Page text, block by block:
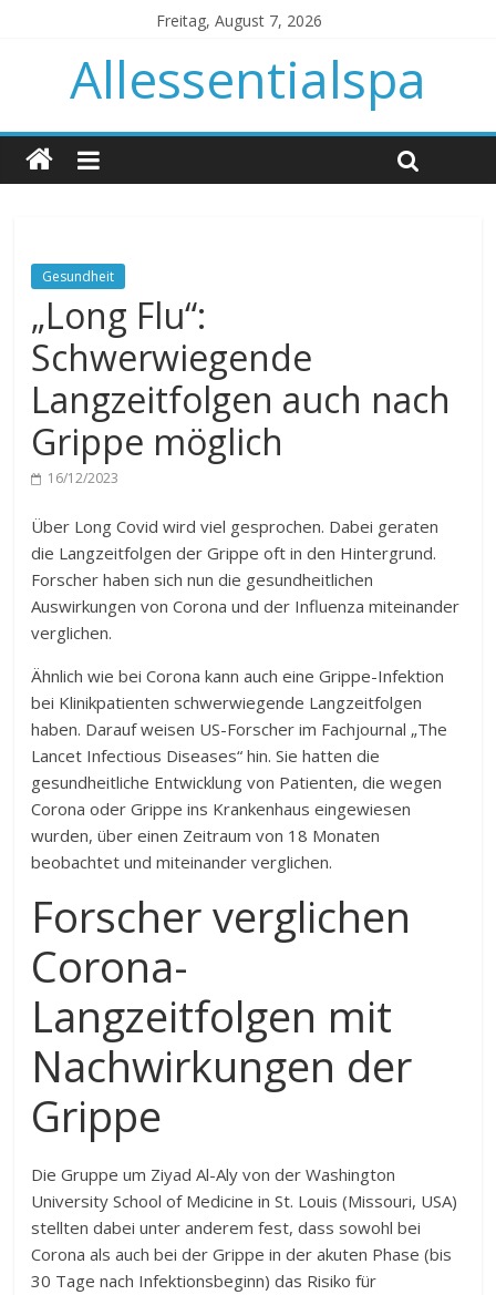
Freitag, August 7, 2026
Allessentialspa
Gesundheit
„Long Flu“:
Schwerwiegende
Langzeitfolgen auch nach
Grippe möglich
16/12/2023
Über Long Covid wird viel gesprochen. Dabei geraten
die Langzeitfolgen der Grippe oft in den Hintergrund.
Forscher haben sich nun die gesundheitlichen
Auswirkungen von Corona und der Influenza miteinander
verglichen.
Ähnlich wie bei Corona kann auch eine Grippe-Infektion
bei Klinikpatienten schwerwiegende Langzeitfolgen
haben. Darauf weisen US-Forscher im Fachjournal „The
Lancet Infectious Diseases“ hin. Sie hatten die
gesundheitliche Entwicklung von Patienten, die wegen
Corona oder Grippe ins Krankenhaus eingewiesen
wurden, über einen Zeitraum von 18 Monaten
beobachtet und miteinander verglichen.
Forscher verglichen
Corona-
Langzeitfolgen mit
Nachwirkungen der
Grippe
Die Gruppe um Ziyad Al-Aly von der Washington
University School of Medicine in St. Louis (Missouri, USA)
stellten dabei unter anderem fest, dass sowohl bei
Corona als auch bei der Grippe in der akuten Phase (bis
30 Tage nach Infektionsbeginn) das Risiko für